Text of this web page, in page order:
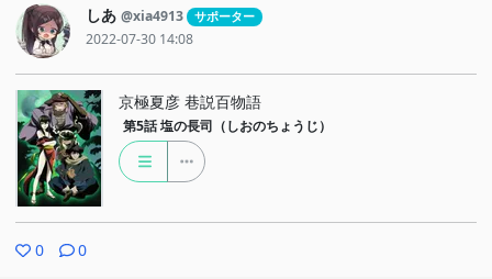
しあ @xia4913 サポーター
2022-07-30 14:08
京極夏彦 巷説百物語
第5話 塩の長司（しおのちょうじ）
0 0